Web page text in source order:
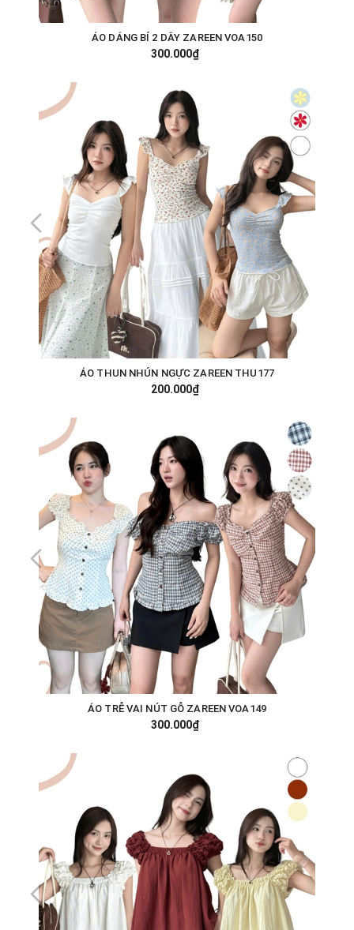
ÁO DÁNG BÍ 2 DÂY ZAREEN VOA150
300.000₫
ÁO THUN NHÚN NGỰC ZAREEN THU177
200.000₫
ÁO TRỄ VAI NÚT GỖ ZAREEN VOA149
300.000₫